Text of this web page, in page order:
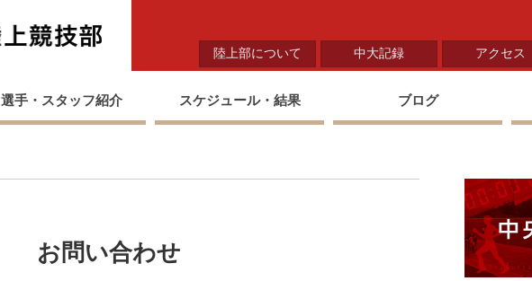
陸上部について 中大記録 アクセス
選手・スタッフ紹介 スケジュール・結果 ブログ
お問い合わせ